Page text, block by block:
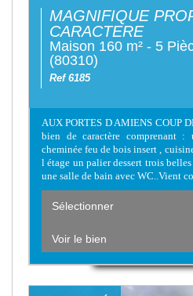
MAGNIFIQUE
CARACTERE
Maison 160 m² - 5
(80310)
Ref 6185
AUX PORTES D AMIENS COUP
bien de caractère comprenant
cheminée feu de bois insert ,
l étage un palier dessert trois
une salle de bain avec WC..Vient
Sélectionner
Voir le bien